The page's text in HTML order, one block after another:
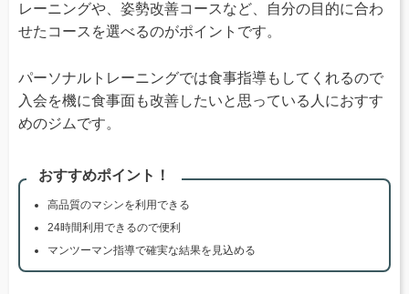
レーニングや、姿勢改善コースなど、自分の目的に合わ
せたコースを選べるのがポイントです。
パーソナルトレーニングでは食事指導もしてくれるので
入会を機に食事面も改善したいと思っている人におすす
めのジムです。
おすすめポイント！
高品質のマシンを利用できる
24時間利用できるので便利
マンツーマン指導で確実な結果を見込める